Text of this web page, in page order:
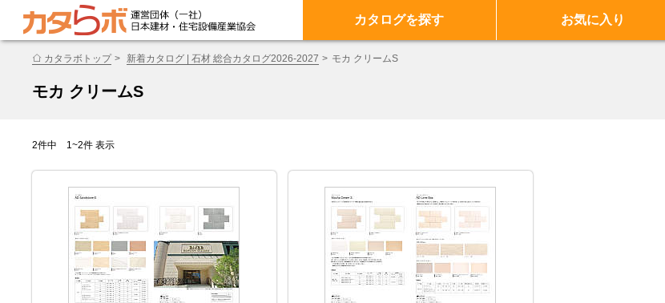
カタログを探す お気に入り
カタラボトップ 新着カタログ | 石材 総合カタログ2026-2027 モカ クリームS
モカ クリームS
2件中 1~2件 表示